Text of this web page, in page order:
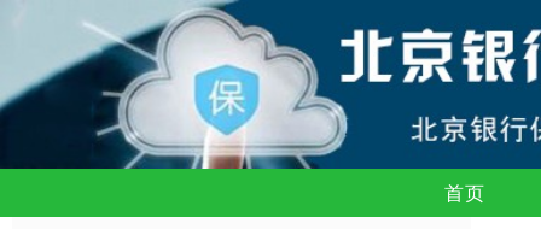
首页